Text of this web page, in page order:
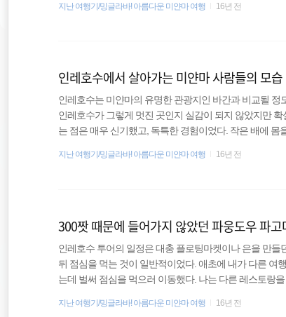
조용했다. 1800년대에 지어졌다고 하는 이 사원은 이미
지난 여행기/밍글라바! 아름다운 미얀마 여행 16년 전
인레호수에서 살아가는 미얀마 사람들의 모습
인레호수는 미얀마의 유명한 관광지인 바간과 비교될
인레호수가 그렇게 멋진 곳인지 실감이 되지 않았지만
는 점은 매우 신기했고, 독특한 경험이었다. 작은 배에
실 떠서 흔들거릴 정도였다. 물론 저런 작은 배만 해당하
지난 여행기/밍글라바! 아름다운 미얀마 여행 16년 전
300짯 때문에 들어가지 않았던 파웅도우 파고
인레호수 투어의 일정은 대충 플로팅마켓이나 은을 만
뒤 점심을 먹는 것이 일반적이었다. 애초에 내가 다른 여
는데 벌써 점심을 먹으러 이동했다. 나는 다른 레스토랑
안내에 따라 레스토랑이 있는 곳으로 이동했다. 보트투
지난 여행기/밍글라바! 아름다운 미얀마 여행 16년 전